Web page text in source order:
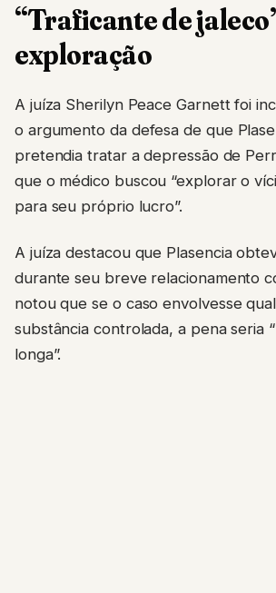
“Traficante de
exploração
A juíza Sherilyn Peace Garnett foi
o argumento da defesa de que
pretendia tratar a depressão de
que o médico buscou “explorar o
para seu próprio lucro”.
A juíza destacou que Plasencia
durante seu breve relacionamento
notou que se o caso envolvesse
substância controlada, a pena seria
longa”.